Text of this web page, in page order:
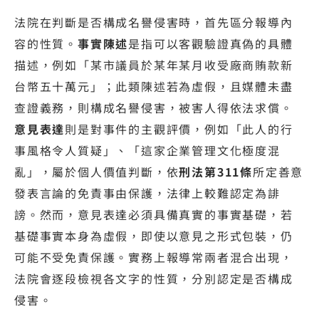
法院在判斷是否構成名譽侵害時，首先區分報導內
容的性質。 事實陳述是指可以客觀驗證真偽的具體
描述，例如「某市議員於某年某月收受廠商賄款新
台幣五十萬元」；此類陳述若為虛假，且媒體未盡
查證義務，則構成名譽侵害，被害人得依法求償。
意見表達則是對事件的主觀評價，例如「此人的行
事風格令人質疑」、「這家企業管理文化極度混
亂」，屬於個人價值判斷，依刑法第311條所定善意
發表言論的免責事由保護，法律上較難認定為誹
謗。然而，意見表達必須具備真實的事實基礎，若
基礎事實本身為虛假，即使以意見之形式包裝，仍
可能不受免責保護。實務上報導常兩者混合出現，
法院會逐段檢視各文字的性質，分別認定是否構成
侵害。